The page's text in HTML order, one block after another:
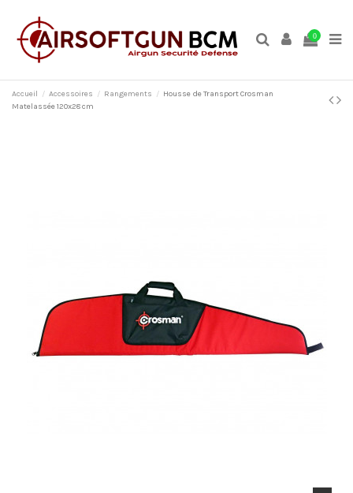
0
Accueil Accessoires Rangements
Housse de Transport Crosman
Matelassée 120x28 cm